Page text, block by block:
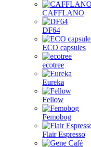
CAFFLANO
DF64
ECO capsules
ecotree
Eureka
Fellow
Femobog
Flair Espresso